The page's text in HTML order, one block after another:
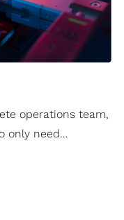
operations team,
only need